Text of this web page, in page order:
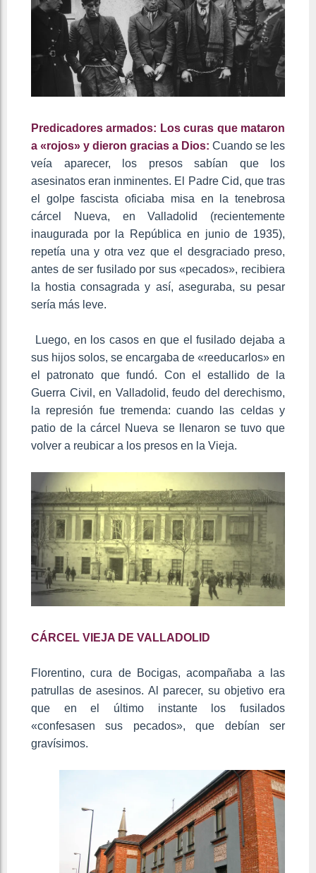
Predicadores armados: Los curas que mataron
a «rojos» y dieron gracias a Dios: Cuando se les
veía aparecer, los presos sabían que los
asesinatos eran inminentes. El Padre Cid, que tras
el golpe fascista oficiaba misa en la tenebrosa
cárcel Nueva, en Valladolid (recientemente
inaugurada por la República en junio de 1935),
repetía una y otra vez que el desgraciado preso,
antes de ser fusilado por sus «pecados», recibiera
la hostia consagrada y así, aseguraba, su pesar
sería más leve.
Luego, en los casos en que el fusilado dejaba a
sus hijos solos, se encargaba de «reeducarlos» en
el patronato que fundó. Con el estallido de la
Guerra Civil, en Valladolid, feudo del derechismo,
la represión fue tremenda: cuando las celdas y
patio de la cárcel Nueva se llenaron se tuvo que
volver a reubicar a los presos en la Vieja.
CÁRCEL VIEJA DE VALLADOLID
Florentino, cura de Bocigas, acompañaba a las
patrullas de asesinos. Al parecer, su objetivo era
que en el último instante los fusilados
«confesasen sus pecados», que debían ser
gravísimos.